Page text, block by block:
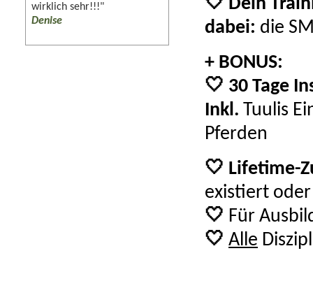
wirklich sehr!!!"
Denise
🤍 Dein
dabei: die
+ BONUS:
🤍 30 Tage
Inkl. Tuulis
Pferden
🤍 Lifetime-
existiert oder
🤍 Für
🤍 Alle